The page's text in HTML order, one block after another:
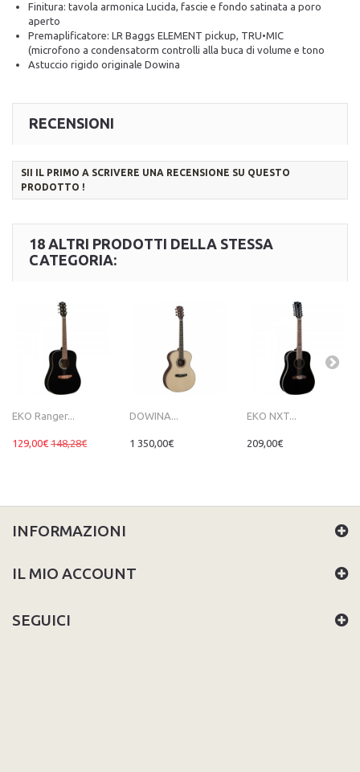
Finitura: tavola armonica Lucida, fascie e fondo satinata a poro
aperto
Premaplificatore: LR Baggs ELEMENT pickup, TRU•MIC
(microfono a condensatorm controlli alla buca di volume e tono
Astuccio rigido originale Dowina
RECENSIONI
SII IL PRIMO A SCRIVERE UNA RECENSIONE SU QUESTO
PRODOTTO !
18 ALTRI PRODOTTI DELLA STESSA
CATEGORIA:
EKO Ranger...
129,00€ 148,28€
DOWINA...
1 350,00€
EKO NXT...
209,00€
INFORMAZIONI
IL MIO ACCOUNT
SEGUICI